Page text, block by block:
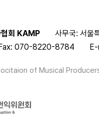
협회 KAMP
사무국: 서울
070-8220-8784
of Musical